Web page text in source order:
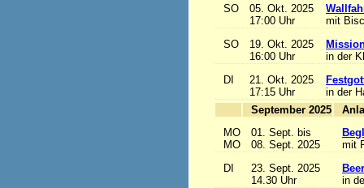
SO
05. Okt. 2025
17:00 Uhr
mit
SO
19. Okt. 2025
16:00 Uhr
in der
DI
21. Okt. 2025
17:15 Uhr
in der
September 2025
MO
MO
01. Sept. bis
08. Sept. 2025
mit
DI
23. Sept. 2025
14.30 Uhr
in